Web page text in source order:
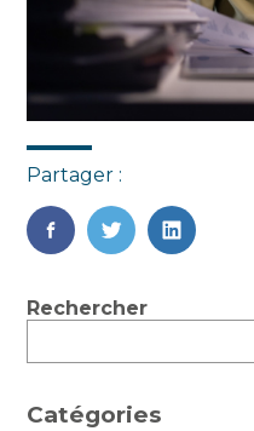
Partager :
FaceBook
TwitterLinkedIn
Blog
Rechercher
Catégories